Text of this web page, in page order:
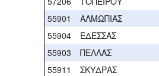
55901
ΑΛΜΩΠΙΑΣ
55904
ΕΔΕΣΣΑΣ
55903
ΠΕΛΛΑΣ
55911
ΣΚΥΔΡΑΣ